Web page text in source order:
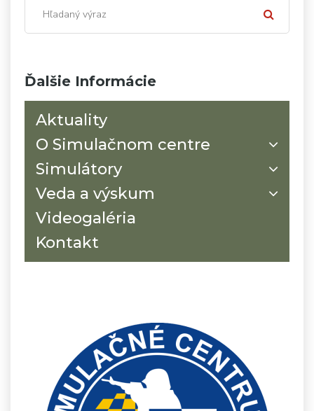
Ďalšie Informácie
Aktuality
O Simulačnom centre
Simulátory
Veda a výskum
Videogaléria
Kontakt